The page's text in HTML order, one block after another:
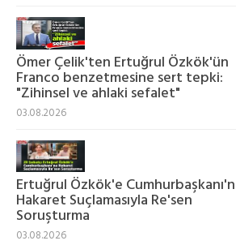
Ömer Çelik'ten Ertuğrul Özkök'ün
Franco benzetmesine sert tepki:
"Zihinsel ve ahlaki sefalet"
03.08.2026
Ertuğrul Özkök'e
Hakaret Suçlamasıyla Re'sen
Soruşturma
03.08.2026